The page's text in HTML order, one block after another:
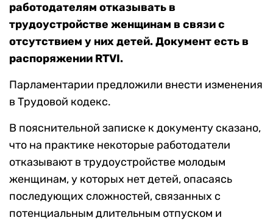
работодателям отказывать в
трудоустройстве женщинам в связи с
отсутствием у них детей. Документ есть в
распоряжении RTVI.
Парламентарии предложили внести изменения
в Трудовой кодекс.
В пояснительной записке к документу сказано,
что на практике некоторые работодатели
отказывают в трудоустройстве молодым
женщинам, у которых нет детей, опасаясь
последующих сложностей, связанных с
потенциальным длительным отпуском и